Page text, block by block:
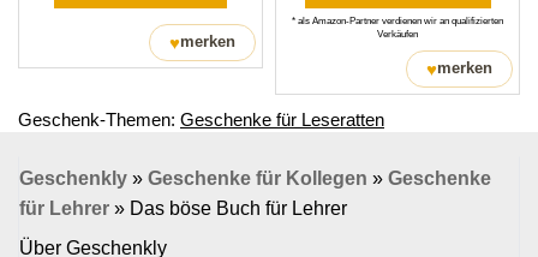
♥merken
* als Amazon-Partner verdienen wir an qualifizierten
Verkäufen
♥merken
Geschenk-Themen: Geschenke für Leseratten
Geschenkly » Geschenke für Kollegen » Geschenke
für Lehrer » Das böse Buch für Lehrer
Über Geschenkly